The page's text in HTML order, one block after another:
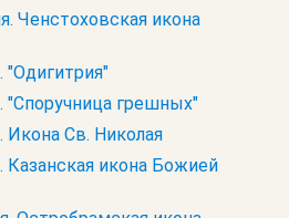
Ченстоховская икона
"Одигитрия"
"Споручница грешных"
Икона Св. Николая
Казанская икона Божией